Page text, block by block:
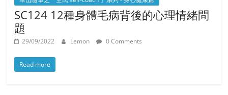
SC124 12種身體毛病背後的心理情緒問
題
29/09/2022 Lemon 0 Comments
Read more